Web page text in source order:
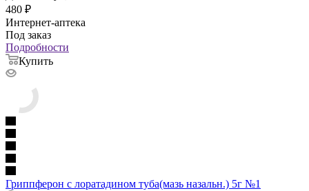
480 ₽
Интернет-аптека
Под заказ
Подробности
Купить
Гриппферон с лоратадином туба(мазь назальн.) 5г №1